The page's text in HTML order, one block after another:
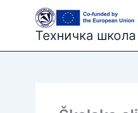
Техничка